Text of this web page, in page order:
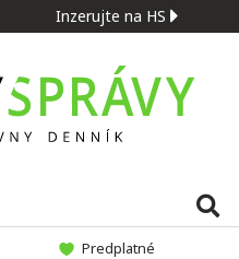
Inzerujte na HS
Predplatné